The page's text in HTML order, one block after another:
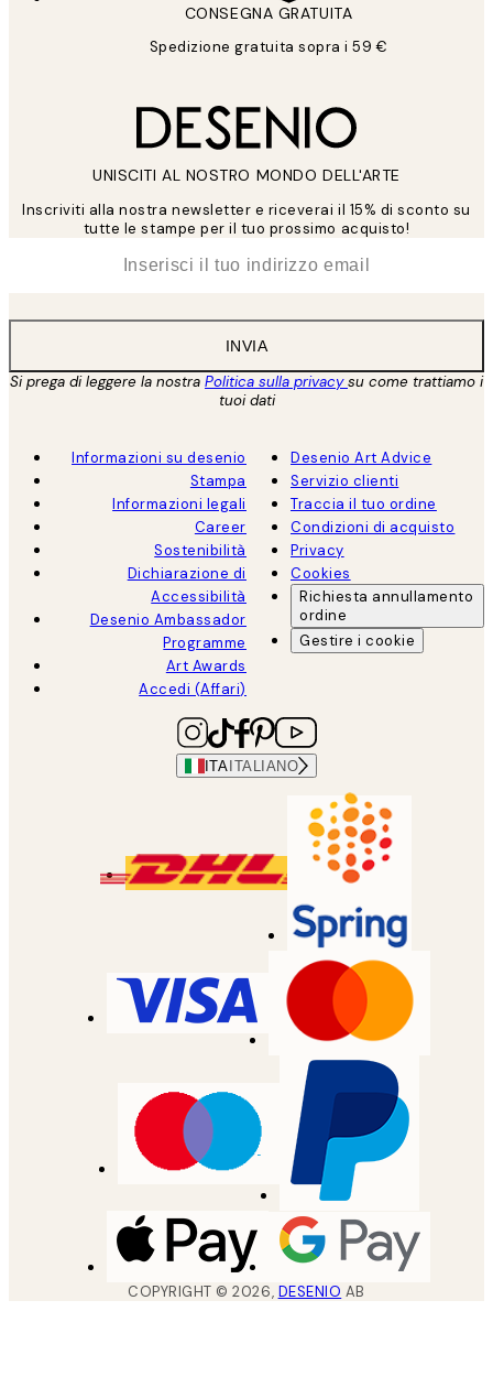
CONSEGNA GRATUITA
Spedizione gratuita sopra i 59 €
UNISCITI AL NOSTRO MONDO DELL'ARTE
Inscriviti alla nostra newsletter e riceverai il 15% di sconto su
tutte le stampe per il tuo prossimo acquisto!
INVIA
Si prega di leggere la nostra Politica sulla privacysu come trattiamo i
tuoi dati
Informazioni su desenio
Stampa
Informazioni legali
Career
Sostenibilità
Dichiarazione di
Accessibilità
Desenio Ambassador
Programme
Art Awards
Accedi (Affari)
Desenio Art Advice
Servizio clienti
Traccia il tuo ordine
Condizioni di acquisto
Privacy
Cookies
Richiesta annullamento
ordine
Gestire i cookie
ITA ITALIANO
COPYRIGHT ©2026, DESENIO AB